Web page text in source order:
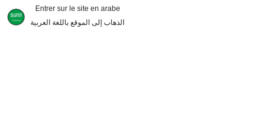
Entrer sur le site en arabe
الذهاب إلى الموقع باللغة العربية